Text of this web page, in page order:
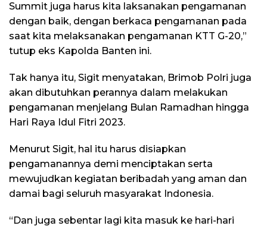
Summit juga harus kita laksanakan pengamanan
dengan baik, dengan berkaca pengamanan pada
saat kita melaksanakan pengamanan KTT G-20,”
tutup eks Kapolda Banten ini.
Tak hanya itu, Sigit menyatakan, Brimob Polri juga
akan dibutuhkan perannya dalam melakukan
pengamanan menjelang Bulan Ramadhan hingga
Hari Raya Idul Fitri 2023.
Menurut Sigit, hal itu harus disiapkan
pengamanannya demi menciptakan serta
mewujudkan kegiatan beribadah yang aman dan
damai bagi seluruh masyarakat Indonesia.
“Dan juga sebentar lagi kita masuk ke hari-hari